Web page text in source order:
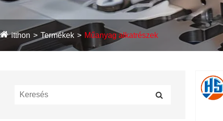
itthon Termékek Műanyag alkatrészek